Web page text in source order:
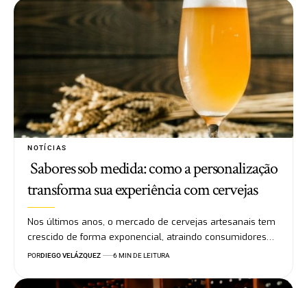
NOTÍCIAS
Sabores sob medida: como a personalização
transforma sua experiência com cervejas
Nos últimos anos, o mercado de cervejas artesanais tem
crescido de forma exponencial, atraindo consumidores…
PORDIEGO VELÁZQUEZ 6 MIN DE LEITURA